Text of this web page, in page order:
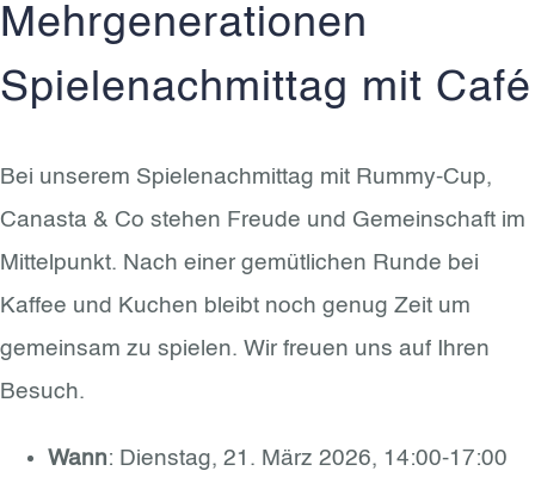
Mehrgenerationen
Spielenachmittag mit Café
Bei unserem Spielenachmittag mit Rummy-Cup,
Canasta & Co stehen Freude und Gemeinschaft im
Mittelpunkt. Nach einer gemütlichen Runde bei
Kaffee und Kuchen bleibt noch genug Zeit um
gemeinsam zu spielen. Wir freuen uns auf Ihren
Besuch.
Wann: Dienstag, 21. März 2026, 14:00-17:00